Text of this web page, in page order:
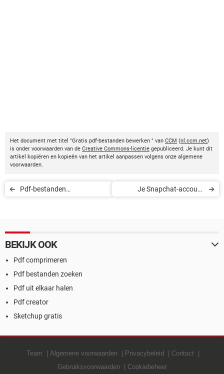
Het document met titel "Gratis pdf-bestanden bewerken " van CCM (nl.ccm.net)
is onder voorwaarden van de Creative Commons-licentie gepubliceerd. Je kunt dit
artikel kopiëren en kopieën van het artikel aanpassen volgens onze algemene
voorwaarden.
Pdf-bestanden
Je Snapchat-account
BEKIJK OOK
Pdf comprimeren
Pdf bestanden zoeken
Pdf uit elkaar halen
Pdf creator
Sketchup gratis
Team Algemene voorwaarden Privacybeleid
Contact
Gebruiksvoorwaarden
Cookiebeheer